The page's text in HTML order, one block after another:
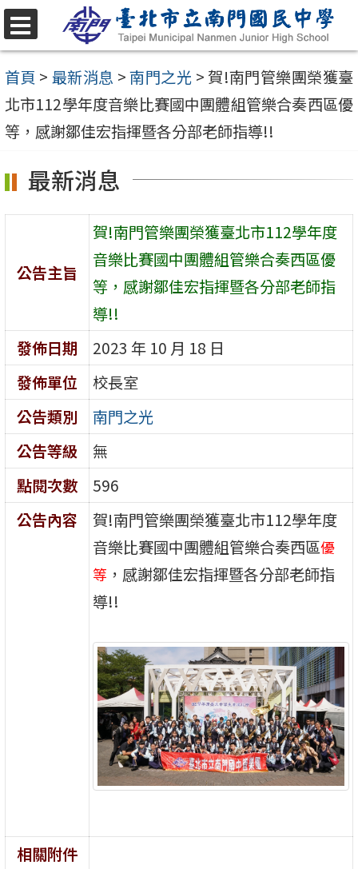
跳
至
主
要
內
區
選
單
首頁 > 最新消息 >南門之光 > 賀!南門管樂團榮獲臺
北市112學年度音樂比賽國中團體組管樂合奏西區優
等，感謝鄒佳宏指揮暨各分部老師指導!!
最新消息
公告主旨
賀!南門管樂團榮獲臺北市112學年度
音樂比賽國中團體組管樂合奏西區優
等，感謝鄒佳宏指揮暨各分部老師指
導!!
發佈日期
2023 年 10 月 18 日
發佈單位
校長室
公告類別
南門之光
公告等級
無
點閱次數
596
公告內容
賀!南門管樂團榮獲臺北市112學年度
音樂比賽國中團體組管樂合奏西區優
等 ，感謝鄒佳宏指揮暨各分部老師指
導!!
相關附件